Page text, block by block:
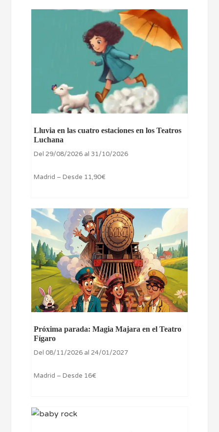
Lluvia en las cuatro estaciones en los Teatros
Luchana
Del 29/08/2026 al 31/10/2026
Madrid – Desde 11,90€
Próxima parada: Magia Majara en el Teatro
Fígaro
Del 08/11/2026 al 24/01/2027
Madrid – Desde 16€